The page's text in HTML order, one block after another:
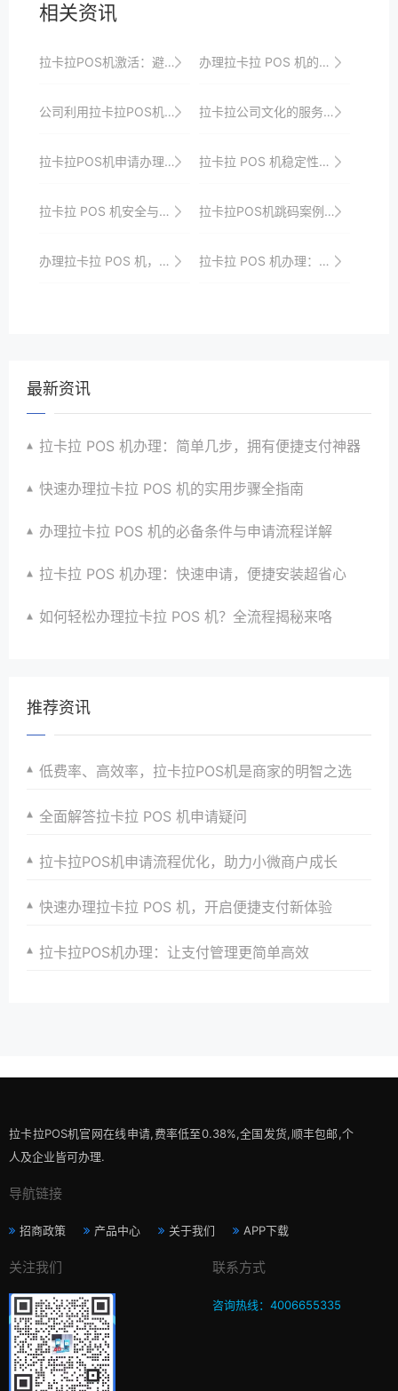
相关资讯
拉卡拉POS机激活：避免常见问题及解决方案 办理拉卡拉 POS 机的必备条件与申请流程
公司利用拉卡拉POS机优化财务流程的案例分享 拉卡拉公司文化的服务理念
拉卡拉POS机申请办理时间要求 拉卡拉 POS 机稳定性的优化实践
拉卡拉 POS 机安全与用户信任 拉卡拉POS机跳码案例分析与警示
办理拉卡拉 POS 机，这些要点需掌握 拉卡拉 POS 机办理：申请流程与优势剖析
最新资讯
拉卡拉 POS 机办理：简单几步，拥有便捷支付神器
快速办理拉卡拉 POS 机的实用步骤全指南
办理拉卡拉 POS 机的必备条件与申请流程详解
拉卡拉 POS 机办理：快速申请，便捷安装超省心
如何轻松办理拉卡拉 POS 机？全流程揭秘来咯
推荐资讯
低费率、高效率，拉卡拉POS机是商家的明智之选
全面解答拉卡拉 POS 机申请疑问
拉卡拉POS机申请流程优化，助力小微商户成长
快速办理拉卡拉 POS 机，开启便捷支付新体验
拉卡拉POS机办理：让支付管理更简单高效
拉卡拉POS机官网在线申请,费率低至0.38%,全国发货,顺丰包邮,个
人及企业皆可办理.
导航链接
招商政策 产品中心 关于我们 APP下载
关注我们 联系方式
咨询热线：4006655335